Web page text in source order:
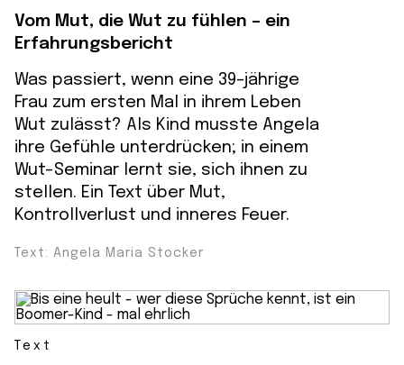
Vom Mut, die Wut zu fühlen – ein
Erfahrungsbericht
Was passiert, wenn eine 39-jährige
Frau zum ersten Mal in ihrem Leben
Wut zulässt? Als Kind musste Angela
ihre Gefühle unterdrücken; in einem
Wut-Seminar lernt sie, sich ihnen zu
stellen. Ein Text über Mut,
Kontrollverlust und inneres Feuer.
Text: Angela Maria Stocker
Text